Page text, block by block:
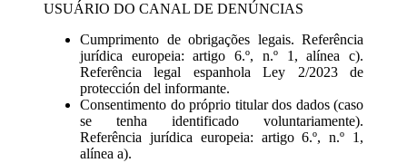
USUÁRIO DO CANAL DE DENÚNCIAS
Cumprimento de obrigações legais. Referência
jurídica europeia: artigo 6.º, n.º 1, alínea c).
Referência legal espanhola Ley 2/2023 de
protección del informante.
Consentimento do próprio titular dos dados (caso
se tenha identificado voluntariamente).
Referência jurídica europeia: artigo 6.º, n.º 1,
alínea a).